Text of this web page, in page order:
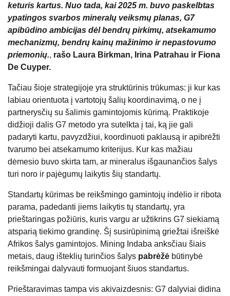
keturis kartus. Nuo tada, kai 2025 m. buvo paskelbtas
ypatingos svarbos mineralų veiksmų planas, G7
apibūdino ambicijas dėl bendrų pirkimų, atsekamumo
mechanizmų, bendrų kainų mažinimo ir nepastovumo
priemonių., rašo Laura Birkman, Irina Patrahau ir Fiona
De Cuyper.
Tačiau šioje strategijoje yra struktūrinis trūkumas: ji kur kas
labiau orientuota į vartotojų šalių koordinavimą, o ne į
partnerysčių su šalimis gamintojomis kūrimą. Praktikoje
didžioji dalis G7 metodo yra sutelkta į tai, ką jie gali
padaryti kartu, pavyzdžiui, koordinuoti paklausą ir apibrėžti
tvarumo bei atsekamumo kriterijus. Kur kas mažiau
dėmesio buvo skirta tam, ar mineralus išgaunančios šalys
turi noro ir pajėgumų laikytis šių standartų.
Standartų kūrimas be reikšmingo gamintojų indėlio ir ribota
parama, padedanti jiems laikytis tų standartų, yra
prieštaringas požiūris, kuris vargu ar užtikrins G7 siekiamą
atsparią tiekimo grandinę. Šį susirūpinimą griežtai išreiškė
Afrikos šalys gamintojos. Mining Indaba anksčiau šiais
metais, daug išteklių turinčios šalys pabrėžė būtinybė
reikšmingai dalyvauti formuojant šiuos standartus.
Prieštaravimas tampa vis akivaizdesnis: G7 dalyviai didina